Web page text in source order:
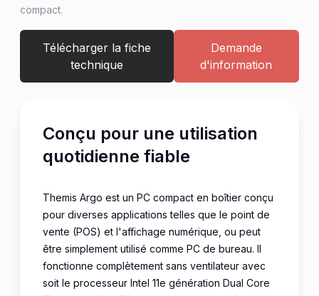
compact.
Télécharger la fiche
technique
Demande
d'information
Conçu pour une utilisation
quotidienne fiable
Themis Argo est un PC compact en boîtier conçu
pour diverses applications telles que le point de
vente (POS) et l'affichage numérique, ou peut
être simplement utilisé comme PC de bureau. Il
fonctionne complètement sans ventilateur avec
soit le processeur Intel 11e génération Dual Core